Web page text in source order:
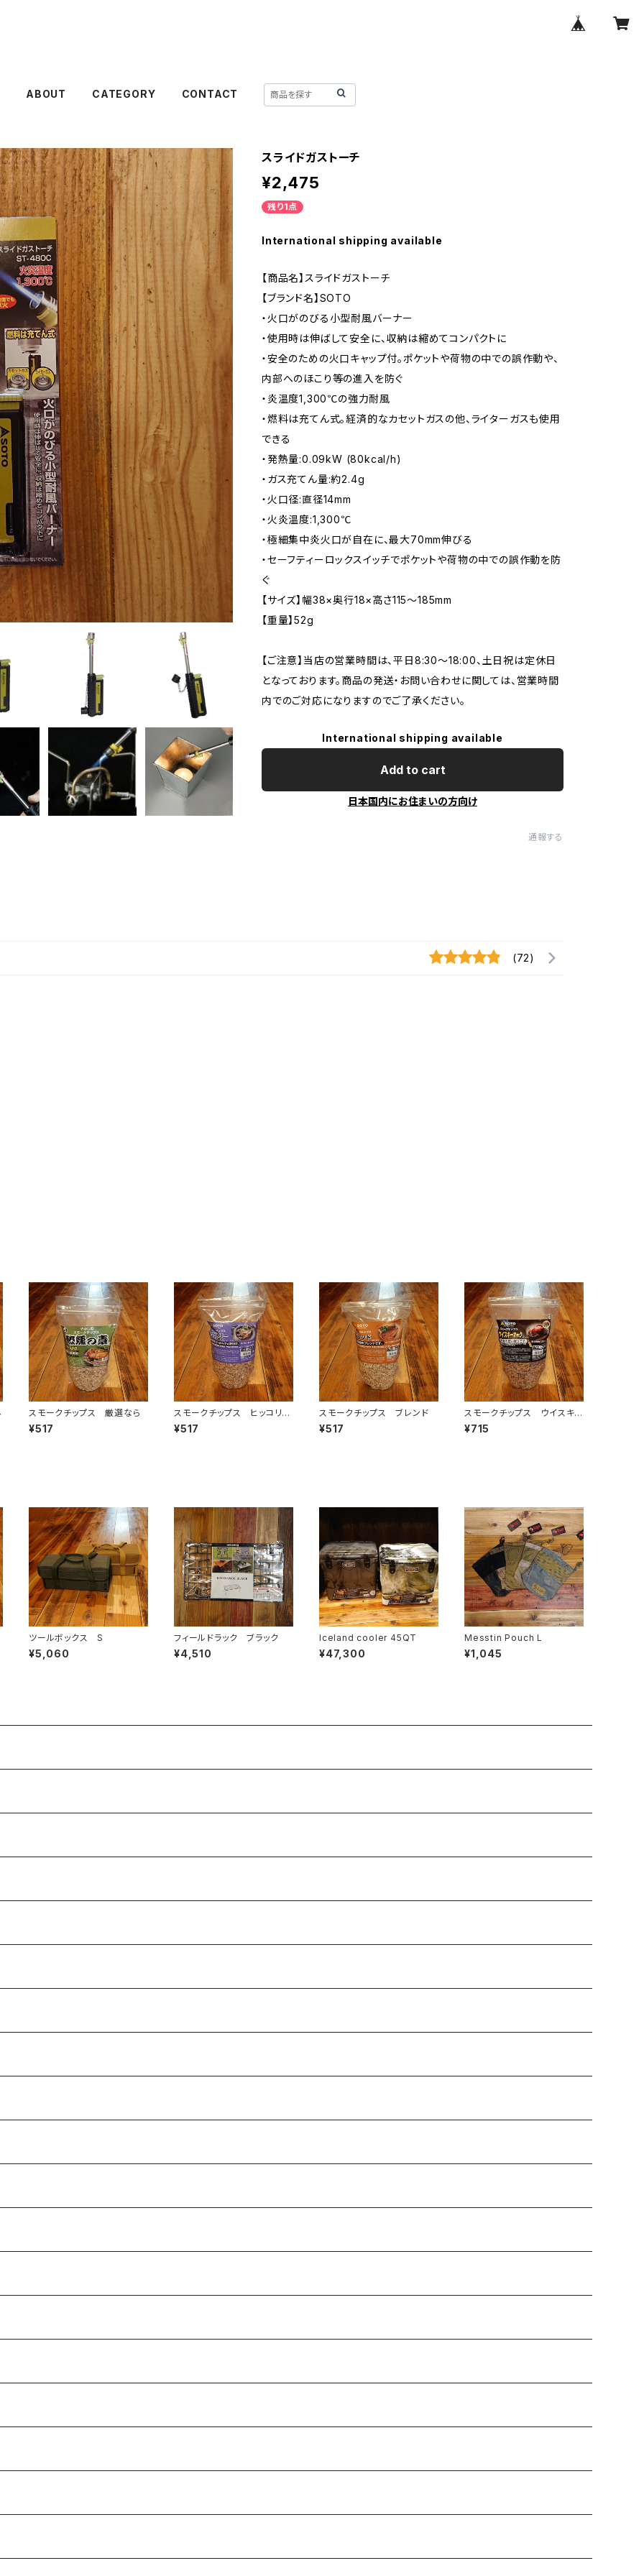
ABOUT CATEGORY CONTACT
スライドガストーチ
¥2,475
残り1点
International shipping available
【商品名】スライドガストーチ
【ブランド名】SOTO
・火口がのびる小型耐風バーナー
・使用時は伸ばして安全に、収納は縮めてコンパクトに
・安全のための火口キャップ付。ポケットや荷物の中での誤作動や、
内部へのほこり等の進入を防ぐ
・炎温度1,300℃の強力耐風
・燃料は充てん式。経済的なカセットガスの他、ライターガスも使用
できる
・発熱量:0.09kW (80kcal/h)
・ガス充てん量:約2.4g
・火口径:直径14mm
・火炎温度:1,300℃
・極細集中炎火口が自在に、最大70mm伸びる
・セーフティーロックスイッチでポケットや荷物の中での誤作動を防
ぐ
【サイズ】幅38×奥行18×高さ115～185mm
【重量】52g
【ご注意】当店の営業時間は、平日8:30～18:00、土日祝は定休日
となっております。商品の発送・お問い合わせに関しては、営業時間
内でのご対応になりますのでご了承ください。
International shipping available
Add to cart
日本国内にお住まいの方向け
通報する
(72)
スモークチップス 厳選なら
¥517
スモークチップス ヒッコリー
（オニグルミ）
¥517
スモークチップス ブレンド
¥517
スモークチップス ウイスキ
ーオーク
¥715
ツールボックス S
¥5,060
フィールドラック ブラック
¥4,510
Iceland cooler 45QT
¥47,300
Messtin Pouch L
¥1,045